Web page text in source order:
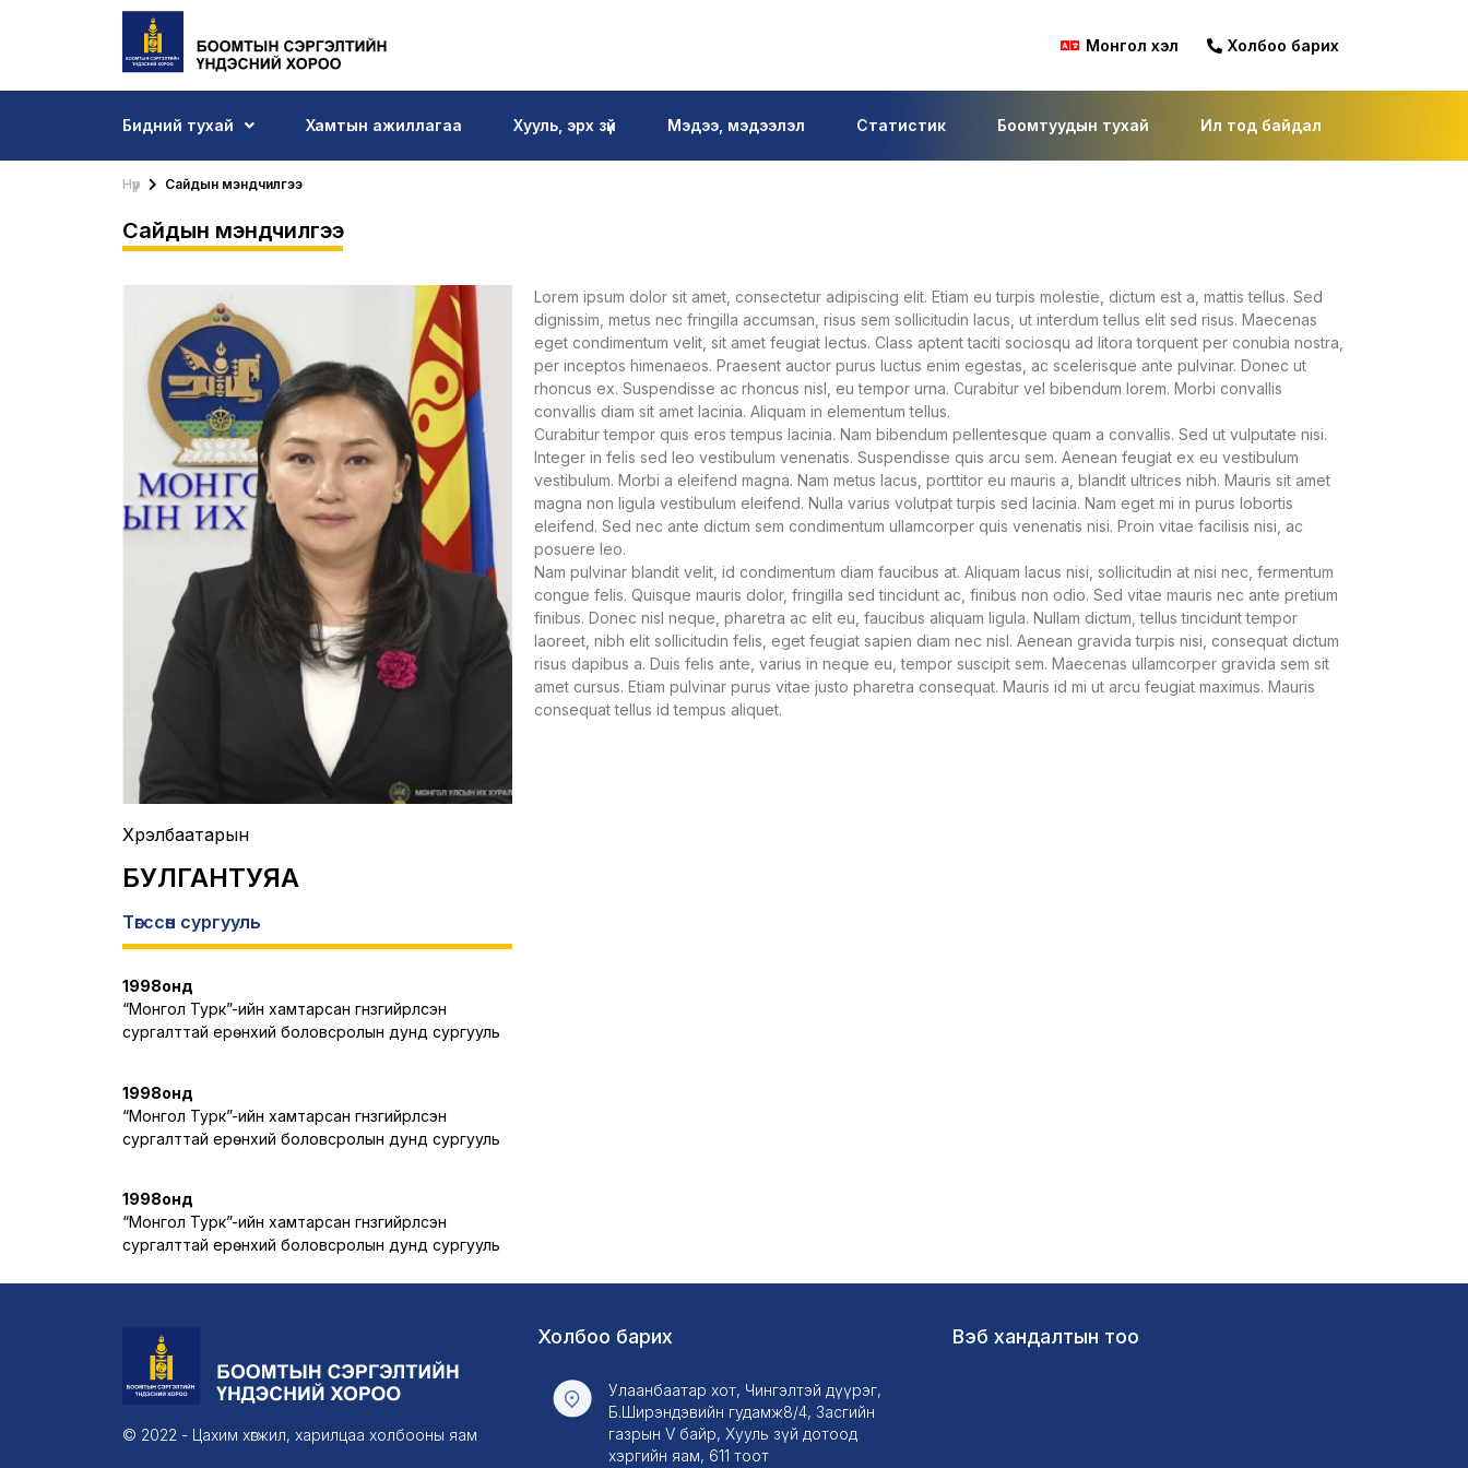
Монгол хэл Холбоо барих
Бидний тухай Хамтын ажиллагаа Хууль, эрх зүй Мэдээ, мэдээлэл Статистик Боомтуудын тухай Ил тод байдал
Нүүр Сайдын мэндчилгээ
Сайдын мэндчилгээ
Хүрэлбаатарын
БУЛГАНТУЯА
Төгссөн сургууль
1998онд
“Монгол Турк”-ийн хамтарсан гүнзгийрүүлсэн
сургалттай ерөнхий боловсролын дунд сургууль
1998онд
“Монгол Турк”-ийн хамтарсан гүнзгийрүүлсэн
сургалттай ерөнхий боловсролын дунд сургууль
1998онд
“Монгол Турк”-ийн хамтарсан гүнзгийрүүлсэн
сургалттай ерөнхий боловсролын дунд сургууль
Lorem ipsum dolor sit amet, consectetur adipiscing elit. Etiam eu turpis molestie, dictum est a, mattis tellus. Sed
dignissim, metus nec fringilla accumsan, risus sem sollicitudin lacus, ut interdum tellus elit sed risus. Maecenas
eget condimentum velit, sit amet feugiat lectus. Class aptent taciti sociosqu ad litora torquent per conubia nostra,
per inceptos himenaeos. Praesent auctor purus luctus enim egestas, ac scelerisque ante pulvinar. Donec ut
rhoncus ex. Suspendisse ac rhoncus nisl, eu tempor urna. Curabitur vel bibendum lorem. Morbi convallis
convallis diam sit amet lacinia. Aliquam in elementum tellus.
Curabitur tempor quis eros tempus lacinia. Nam bibendum pellentesque quam a convallis. Sed ut vulputate nisi.
Integer in felis sed leo vestibulum venenatis. Suspendisse quis arcu sem. Aenean feugiat ex eu vestibulum
vestibulum. Morbi a eleifend magna. Nam metus lacus, porttitor eu mauris a, blandit ultrices nibh. Mauris sit amet
magna non ligula vestibulum eleifend. Nulla varius volutpat turpis sed lacinia. Nam eget mi in purus lobortis
eleifend. Sed nec ante dictum sem condimentum ullamcorper quis venenatis nisi. Proin vitae facilisis nisi, ac
posuere leo.
Nam pulvinar blandit velit, id condimentum diam faucibus at. Aliquam lacus nisi, sollicitudin at nisi nec, fermentum
congue felis. Quisque mauris dolor, fringilla sed tincidunt ac, finibus non odio. Sed vitae mauris nec ante pretium
finibus. Donec nisl neque, pharetra ac elit eu, faucibus aliquam ligula. Nullam dictum, tellus tincidunt tempor
laoreet, nibh elit sollicitudin felis, eget feugiat sapien diam nec nisl. Aenean gravida turpis nisi, consequat dictum
risus dapibus a. Duis felis ante, varius in neque eu, tempor suscipit sem. Maecenas ullamcorper gravida sem sit
amet cursus. Etiam pulvinar purus vitae justo pharetra consequat. Mauris id mi ut arcu feugiat maximus. Mauris
consequat tellus id tempus aliquet.
© 2022 - Цахим хөгжил, харилцаа холбооны яам
Холбоо барих
Улаанбаатар хот, Чингэлтэй дүүрэг,
Б.Ширэндэвийн гудамж8/4, Засгийн
газрын V байр, Хууль зүй дотоод
хэргийн яам, 611 тоот
Вэб хандалтын тоо